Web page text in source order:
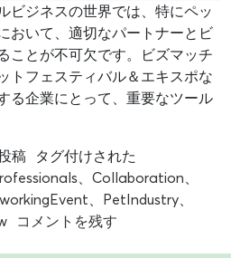
ビジネスの世界では、特にペッ
おいて、適切なパートナーとビ
ことが不可欠です。ビズマッチ
トフェスティバル＆エキスポな
る企業にとって、重要なツール
稿 タグ付けされた
Collaboration
PetIndustry
コメントを残す